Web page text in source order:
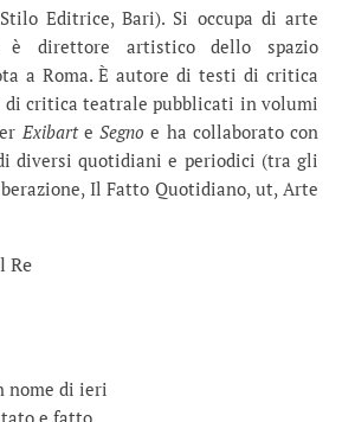
Editrice, Bari). Si occupa di arte
è direttore artistico dello spazio
a Roma. È autore di testi di critica
di critica teatrale pubblicati in volumi
ExibarteSegno e ha collaborato con
diversi quotidiani e periodici (tra gli
Il Fatto Quotidiano, ut, Arte
Re
nome di ieri
e fatto